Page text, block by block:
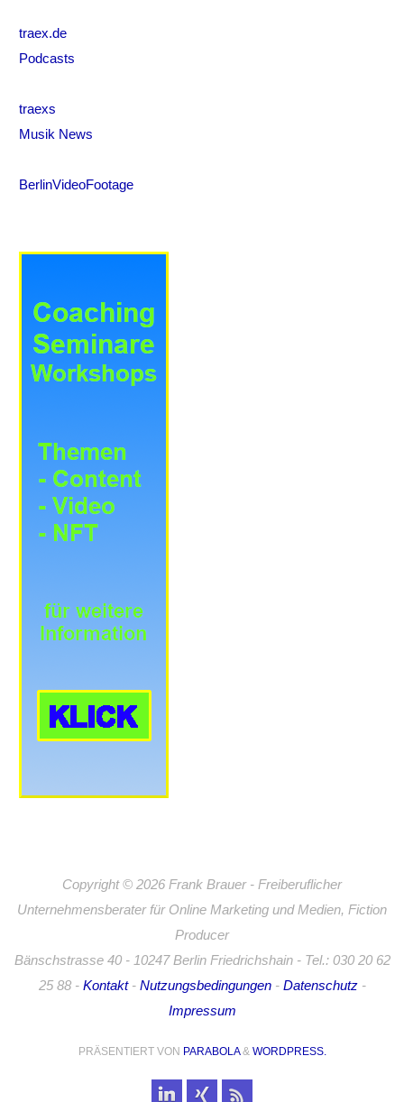
traex.de
Podcasts
traexs
Musik News
BerlinVideoFootage
Copyright © 2026 Frank Brauer - Freiberuflicher
Unternehmensberater für Online Marketing und Medien, Fiction
Producer
Bänschstrasse 40 - 10247 Berlin Friedrichshain - Tel.: 030 20 62
25 88 - Kontakt- Nutzungsbedingungen- Datenschutz-
Impressum
PRÄSENTIERT VON PARABOLA& WORDPRESS.